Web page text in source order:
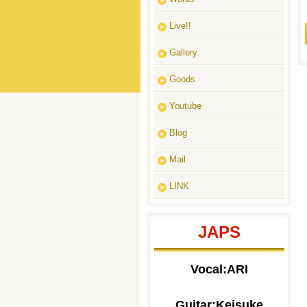
Live!!
Gallery
Goods
Youtube
Blog
Mail
LINK
JAPS
Vocal:ARI